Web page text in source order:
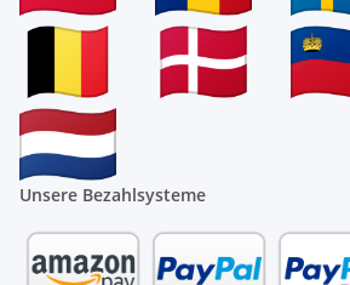
Unsere Bezahlsysteme